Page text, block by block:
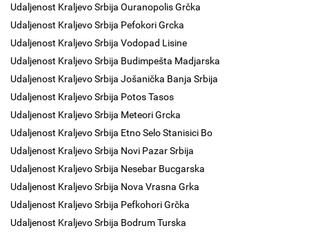
Udaljenost Kraljevo Srbija Ouranopolis Grčka
Udaljenost Kraljevo Srbija Pefokori Grcka
Udaljenost Kraljevo Srbija Vodopad Lisine
Udaljenost Kraljevo Srbija Budimpešta Madjarska
Udaljenost Kraljevo Srbija Jošanička Banja Srbija
Udaljenost Kraljevo Srbija Potos Tasos
Udaljenost Kraljevo Srbija Meteori Grcka
Udaljenost Kraljevo Srbija Etno Selo Stanisici Bo
Udaljenost Kraljevo Srbija Novi Pazar Srbija
Udaljenost Kraljevo Srbija Nesebar Bucgarska
Udaljenost Kraljevo Srbija Nova Vrasna Grka
Udaljenost Kraljevo Srbija Pefkohori Grčka
Udaljenost Kraljevo Srbija Bodrum Turska